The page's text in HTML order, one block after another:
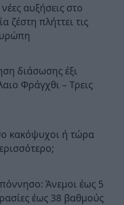
αυξήσεις στο
ζέστη πλήττει τις
διάσωσης έξι
Φράγχθι – Τρεις
κακόψυχοι ή τώρα
Άνεμοι έως 5
έως 38 βαθμούς